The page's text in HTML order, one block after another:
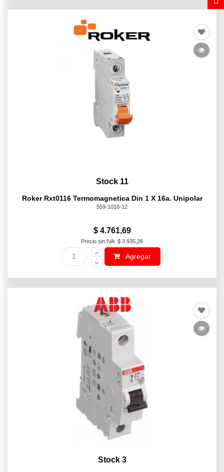
Stock 11
Roker Rxt0116 Termomagnetica Din 1 X 16a. Unipolar
559-1016-12
$ 4.761,69
Precio sin IVA: $ 3.935,28
Agregar
Stock 3